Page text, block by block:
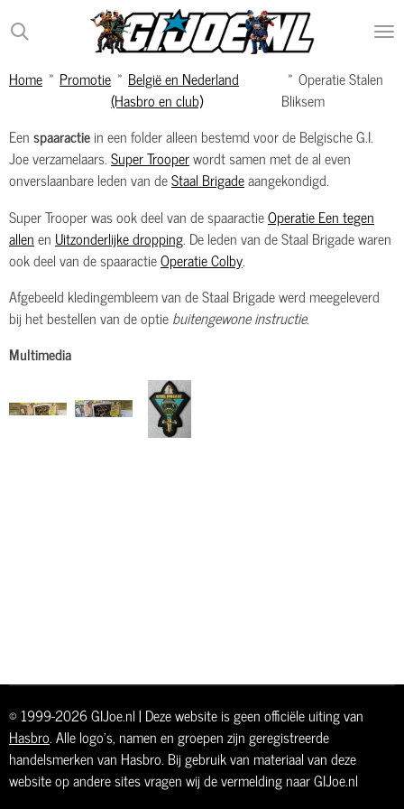
Ga
direct
de
Home » Promotie » België en Nederland
(Hasbro en club)
» Operatie Stalen
Bliksem
Eenspaaractiein een folder alleen bestemd voor de Belgische G.I.
Joe verzamelaars.Super Trooperwordt samen met de al even
onverslaanbare leden van deStaal Brigadeaangekondigd.
Super Trooper was ook deel van de spaaractieOperatie Een tegen
allenen Uitzonderlijke dropping. De leden van de Staal Brigade waren
ook deel van de spaaractieOperatie Colby.
Afgebeeld kledingembleem van de Staal Brigade werd meegeleverd
bij het bestellen van de optiebuitengewone instructie.
Multimedia
© 1999-2026 GIJoe.nl | Deze website is geen officiële uiting van
Hasbro. Alle logo's, namen en groepen zijn geregistreerde
handelsmerken van Hasbro. Bij gebruik van materiaal van deze
website op andere sites vragen wij de vermelding naar GIJoe.nl